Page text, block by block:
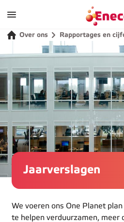
Over ons Rapportages en
Jaarverslagen
We voeren ons One Planet
te helpen verduurzamen, meer